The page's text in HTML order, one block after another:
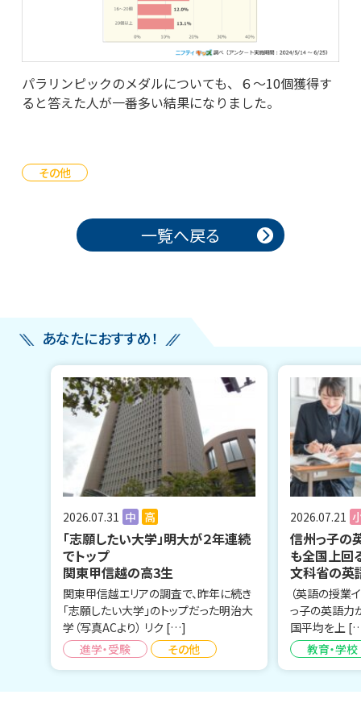
パラリンピックのメダルについても、６～10個獲得す
ると答えた人が一番多い結果になりました。
その他
投稿ナビゲーション 一覧へ戻る
あなたにおすすめ！
2026.07.31 中 高
「志願したい大学」明大が２年連続
でトップ
関東甲信越の高3生
関東甲信越エリアの調査で、昨年に続き
「志願したい大学」のトップだった明治大
学（写真ACより） リク […]
進学・受験
その他
2026.07.21
信州っ子の
も全国上回
文科省の英
（英語の授業
っ子の英語力
国平均を上
教育・学校